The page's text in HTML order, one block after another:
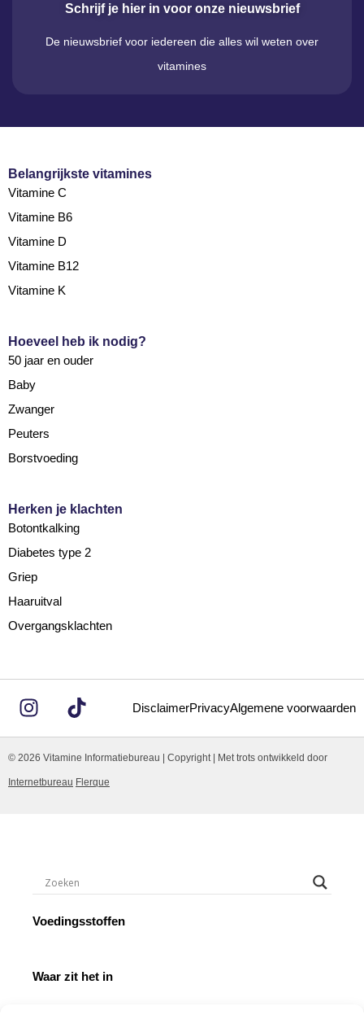
Schrijf je hier in voor onze nieuwsbrief
De nieuwsbrief voor iedereen die alles wil weten over
vitamines
Belangrijkste vitamines
Vitamine C
Vitamine B6
Vitamine D
Vitamine B12
Vitamine K
Hoeveel heb ik nodig?
50 jaar en ouder
Baby
Zwanger
Peuters
Borstvoeding
Herken je klachten
Botontkalking
Diabetes type 2
Griep
Haaruitval
Overgangsklachten
DisclaimerPrivacyAlgemene voorwaarden
© 2026 Vitamine Informatiebureau | Copyright | Met trots ontwikkeld door
Internetbureau Flerque
Voedingsstoffen
Waar zit het in